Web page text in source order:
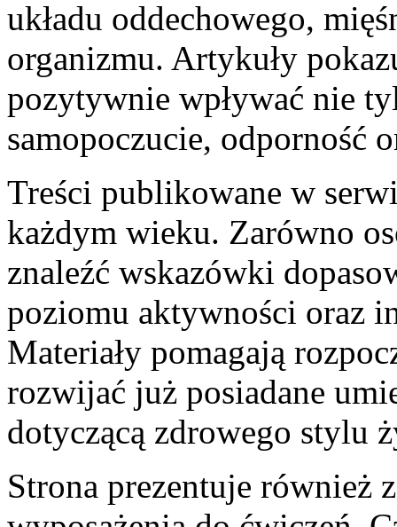
układu oddechowego,
organizmu. Artykuły
pozytywnie wpływać nie
samopoczucie, odporność
Treści publikowane w
każdym wieku. Zarówno
znaleźć wskazówki
poziomu aktywności oraz
Materiały pomagają
rozwijać już posiadane
dotyczącą zdrowego stylu
Strona prezentuje również